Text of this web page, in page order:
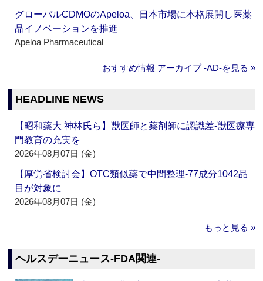
グローバルCDMOのApeloa、日本市場に本格展開し医薬
品イノベーションを推進
Apeloa Pharmaceutical
おすすめ情報 アーカイブ ‐AD‐を見る »
HEADLINE NEWS
【昭和薬大 神林氏ら】獣医師と薬剤師に認識差‐獣医療専
門教育の充実を
2026年08月07日 (金)
【厚労省検討会】OTC類似薬で中間整理‐77成分1042品
目が対象に
2026年08月07日 (金)
もっと見る »
ヘルスデーニュース‐FDA関連‐